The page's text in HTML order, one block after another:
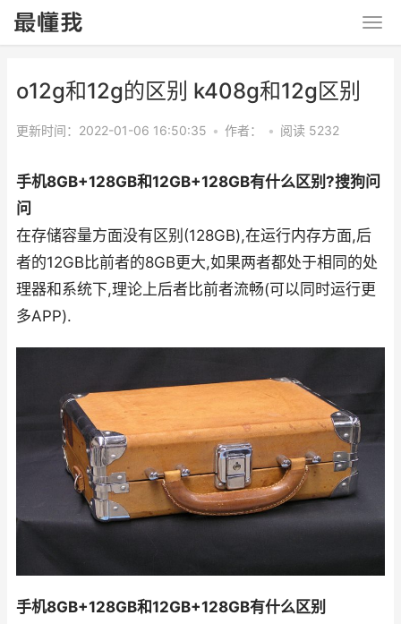
o12g和12g的区别 k408g和12g区别
更新时间：2022-01-06 16:50:35 • 作者： • 阅读 5232
手机8GB+128GB和12GB+128GB有什么区别?搜狗问
问
在存储容量方面没有区别(128GB),在运行内存方面,后
者的12GB比前者的8GB更大,如果两者都处于相同的处
理器和系统下,理论上后者比前者流畅(可以同时运行更
多APP).
手机8GB+128GB和12GB+128GB有什么区别